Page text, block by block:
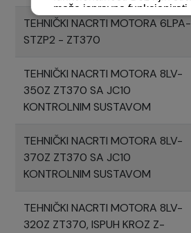
TEHNIČKI NACRTI MOTORA 6LPA-
STZP2 - ZT370
TEHNIČKI NACRTI MOTORA 8LV-
350Z ZT370 SA JC10
KONTROLNIM SUSTAVOM
TEHNIČKI NACRTI MOTORA 8LV-
370Z ZT370 SA JC10
KONTROLNIM SUSTAVOM
TEHNIČKI NACRTI MOTORA 8LV-
320Z ZT370, ISPUH KROZ Z-